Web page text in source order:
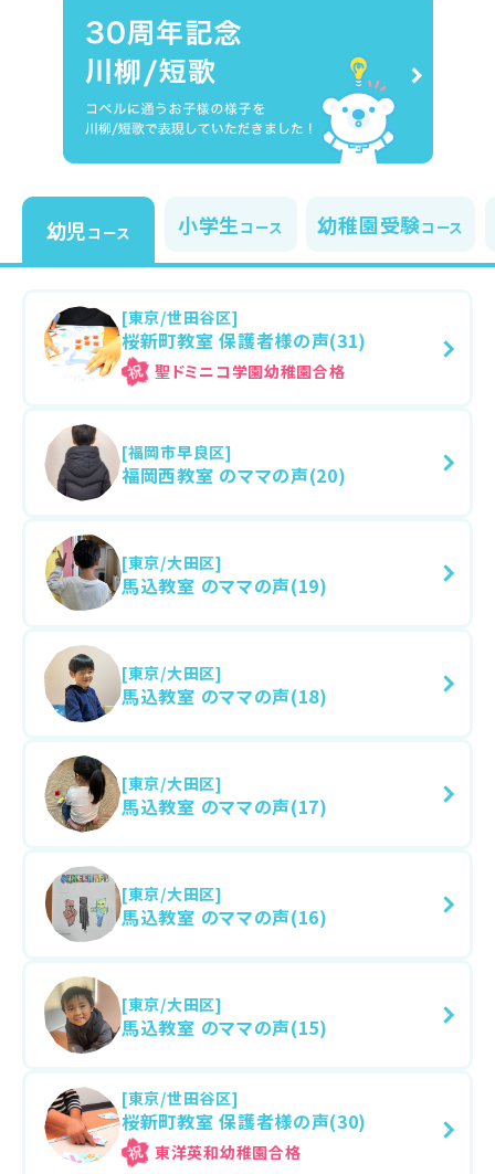
幼児コース 小学生コース 幼稚園受験コース
[東京/世田谷区]
桜新町教室 保護者様の声(31)
聖ドミニコ学園幼稚園
[福岡市早良区]
福岡西教室 のママの声(20)
[東京/大田区]
馬込教室 のママの声(19)
[東京/大田区]
馬込教室 のママの声(18)
[東京/大田区]
馬込教室 のママの声(17)
[東京/大田区]
馬込教室 のママの声(16)
[東京/大田区]
馬込教室 のママの声(15)
[東京/世田谷区]
桜新町教室 保護者様の声(30)
東洋英和幼稚園